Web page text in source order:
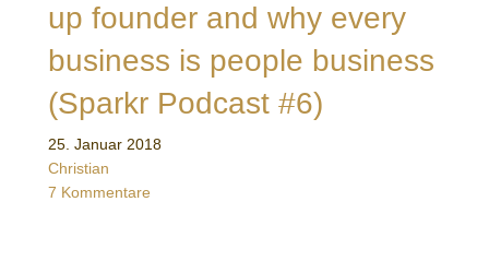
up founder and why every
business is people business
(Sparkr Podcast #6)
25. Januar 2018
Christian
7 Kommentare